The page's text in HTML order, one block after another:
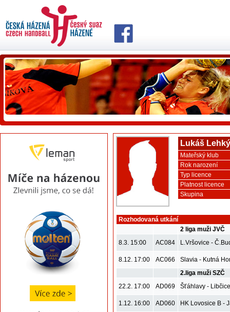
Lukáš Lehký
Mateřský klub
Rok narození
Typ licence
Platnost licence
Skupina
Rozhodovaná utkání
2 liga muži JVČ
8.3. 15:00
AC084 L.Vršovice -
8.12. 17:00 AC066
Slavia - Kutná
2.liga muži SZČ
22.2. 17:00
AD069 Šťáhlavy -
1.12. 16:00 AD060
HK Lovosice B -